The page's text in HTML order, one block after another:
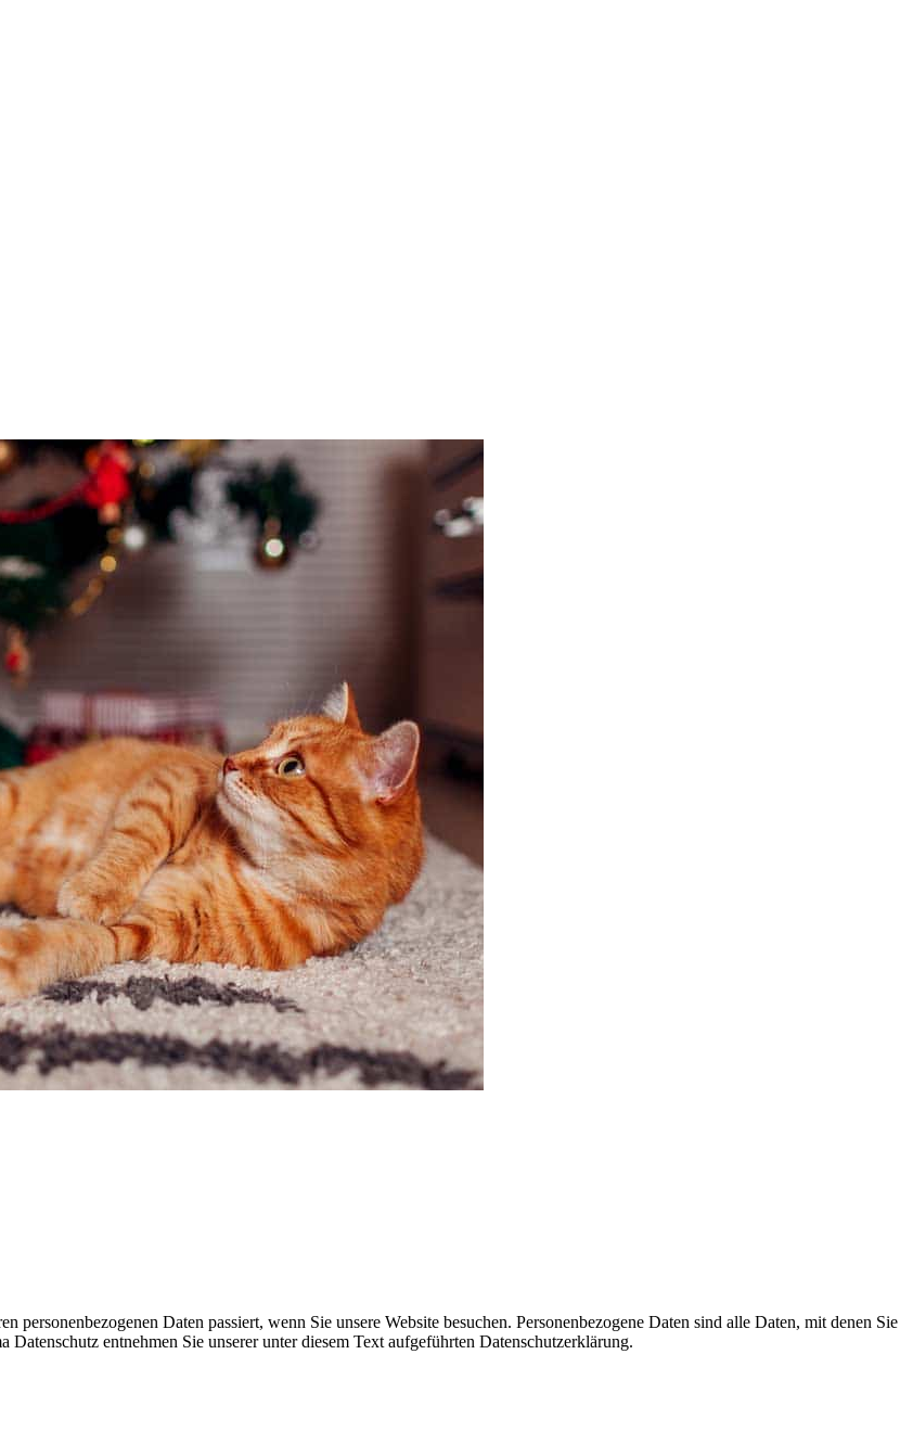
Daten passiert, wenn Sie unsere Website besuchen. Personenbezogene Daten sind alle Daten, mit denen Sie
entnehmen Sie unserer unter diesem Text aufgeführten Datenschutzerklärung.